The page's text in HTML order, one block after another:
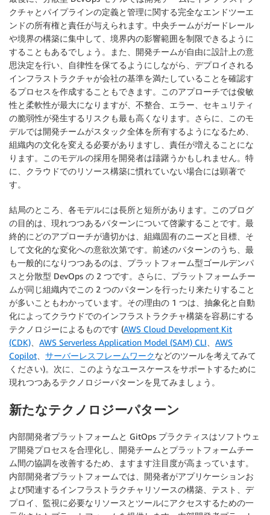
クチャとパイプラインの定義と管理に関する完全なエンドツーエ
ンドの所有権と責任が与えられます。中央チームがガードレール
や境界の構築に集中して、境界内の影響範囲を制限できるように
することもあるでしょう。また、開発チームが自由に設計上の意
思決定を行い、自律性を保てるようにしながら、デプロイされる
インフラストラクチャが会社の基準を満たしていることを確認す
るプロセスを作成することもできます。このアプローチでは俊敏
性と柔軟性が最大になりますが、不整合、エラー、セキュリティ
の脆弱性が発生するリスクも最も高くなります。さらに、このモ
デルでは開発チームがスタック全体を所有するようになるため、
組織内の文化を変える必要がありますし、責任が増えることにな
ります。このモデルの採用を開発者は躊躇うかもしれません。特
に、クラウドでのリソース構築に慣れていない場合には顕著で
す。
結局のところ、各モデルには長所と短所があります。このブログ
の目的は、現れつつあるパターンについて啓蒙することです。最
終的にどのアプローチが適切かは、組織固有のニーズと目標、そ
して文化的な変化への意欲次第です。前述のパターンのうち、最
も一般的になりつつあるのは、プラットフォーム型ゴールデンパ
スと分散型 DevOps の 2 つです。さらに、プラットフォームチー
ムが同じ組織内でこの 2 つのパターンを行ったり来たりすること
が多いこともわかっています。その理由の 1 つは、抽象化と自動
化によってクラウドでのインフラストラクチャ構築を容易にする
テクノロジーによるものです (AWS Cloud Development Kit
(CDK)、 AWS Serverless Application Model (SAM) CLI、 AWS
Copilot、 サーバーレスフレームワークなどのツールを考えてみて
ください)。次に、このようなユースケースをサポートするために
現れつつあるテクノロジーパターンを見てみましょう。
新たなテクノロジーパターン
内部開発者プラットフォームと GitOps プラクティスはソフトウェ
ア開発プロセスを合理化し、開発チームとプラットフォームチー
ム間の協調を改善するため、ますます注目度が高まっています。
内部開発者プラットフォームでは、開発者がアプリケーションお
よび関連するインフラストラクチャリソースの構築、テスト、デ
プロイ、監視に必要なリソースとツールにアクセスするための一